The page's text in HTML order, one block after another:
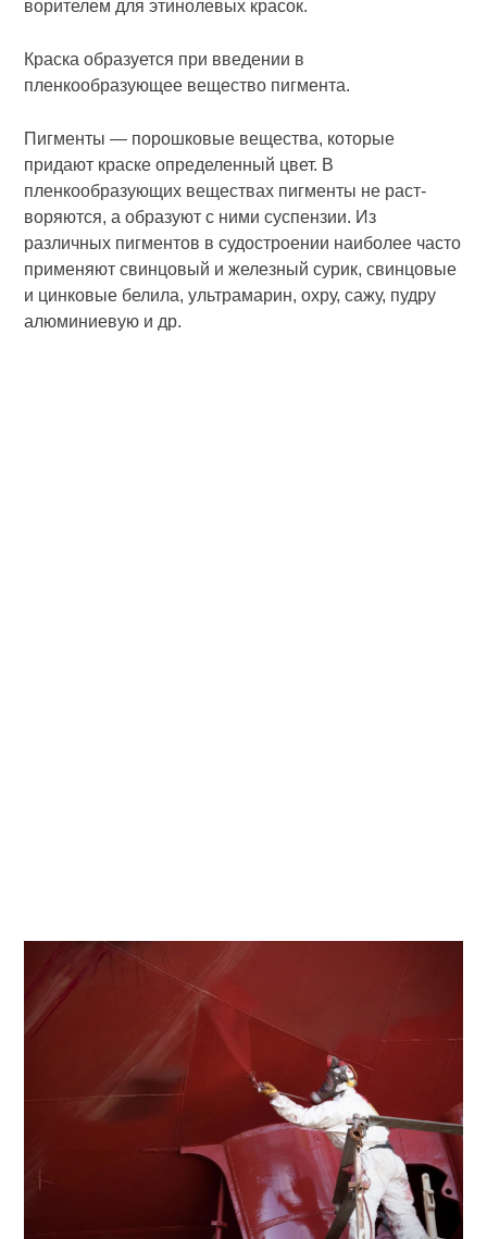
ворителем для этинолевых красок.
Краска образуется при введении в
пленкообразующее вещество пигмента.
Пигменты — порошковые вещест­ва, которые
придают краске опре­деленный цвет. В
пленкообразую­щих веществах пигменты не раст­
воряются, а образуют с ними суспен­зии. Из
различных пигментов в судостроении наиболее часто
приме­няют свинцовый и железный сурик, свинцовые
и цинковые белила, ульт­рамарин, охру, сажу, пудру
алюми­ниевую и др.